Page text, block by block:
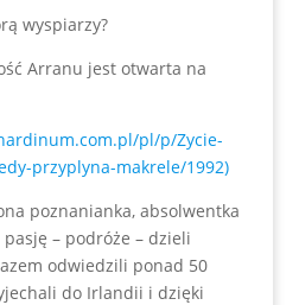
wyspiarzy?
Arranu jest otwarta na
pl/p/Zycie-
przyplyna-makrele/1992)
poznanianka, absolwentka
pasję – podróże – dzieli
odwiedzili ponad 50
do Irlandii i dzięki